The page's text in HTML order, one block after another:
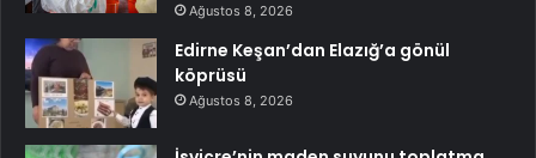
Ağustos 8, 2026
Edirne Keşan’dan Elazığ’a gönül
köprüsü
Ağustos 8, 2026